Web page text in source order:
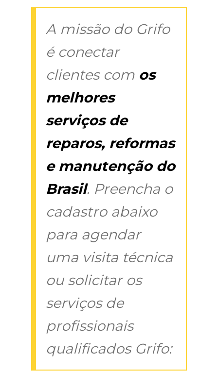
A missão do Grifo
é conectar
clientes com os
melhores
serviços de
reparos, reformas
e manutenção do
Brasil. Preencha o
cadastro abaixo
para agendar
uma visita técnica
ou solicitar os
serviços de
profissionais
qualificados Grifo: